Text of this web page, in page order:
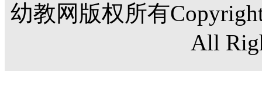
幼教网版权所有
All